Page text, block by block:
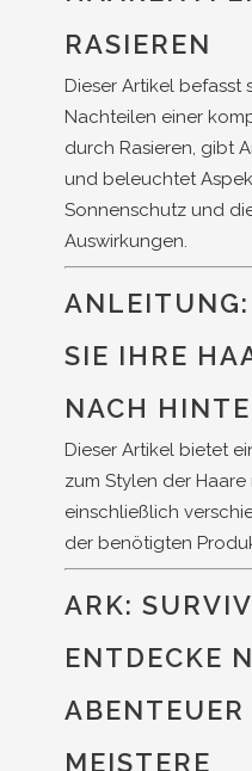
RASIEREN
Dieser Artikel befasst
Nachteilen einer
durch Rasieren, gibt
und beleuchtet
Sonnenschutz und
Auswirkungen.
SIE IHRE
NACH
Dieser Artikel bietet
zum Stylen der
einschließlich
der benötigten
ARK:
ENTDECKE
ABENTEUER
MEISTERE